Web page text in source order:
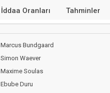
İddaa Oranları Tahminler
Marcus Bundgaard
Simon Waever
Maxime Soulas
Ebube Duru